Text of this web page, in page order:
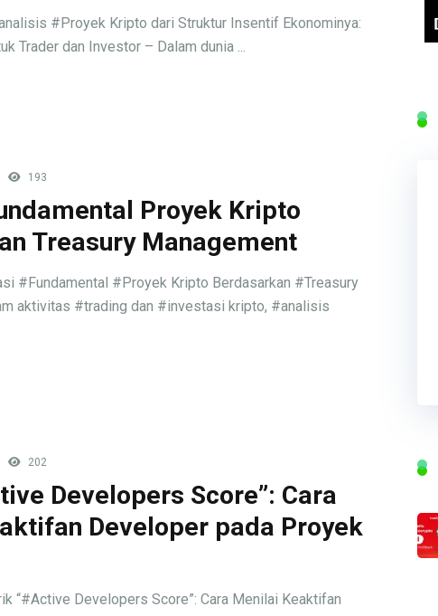
#Proyek Kripto dari Struktur Insentif Ekonominya:
Trader dan Investor – Dalam dunia ...
193
Proyek Kripto
Treasury Management
#Fundamental #Proyek Kripto Berdasarkan #Treasury
aktivitas #trading dan #investasi kripto, #analisis
202
Developers Score”: Cara
Developer pada Proyek
“#Active Developers Score”: Cara Menilai Keaktifan